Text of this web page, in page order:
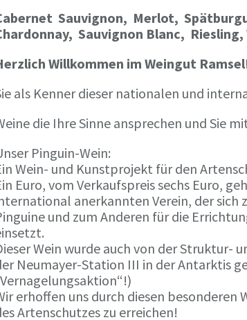
Sauvignon, Merlot,
Sauvignon Blanc,
Willkommen im Weingut
als Kenner dieser nationalen und
die Ihre Sinne ansprechen und Sie
Pinguin-Wein:
Wein- und Kunstprojekt für den
Euro, vom Verkaufspreis sechs Euro,
anerkannten Verein, der
und zum Anderen für die
Wein wurde auch von der Struktur-
Neumayer-Station III in der Antarktis
erhoffen uns durch diesen besonderen
Artenschutzes zu erreichen!